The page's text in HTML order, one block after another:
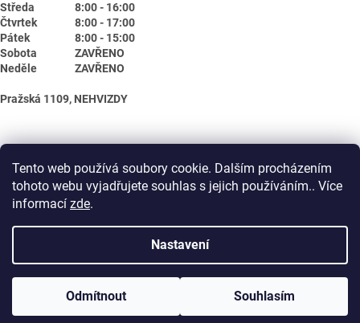
Tento web používá soubory cookie. Dalším procházením
tohoto webu vyjadřujete souhlas s jejich používáním.. Více
informací zde.
Nastavení
Odmítnout Souhlasím
Středa
8:00 - 16:00
Čtvrtek
8:00 - 17:00
Pátek
8:00 - 15:00
Sobota
ZAVŘENO
Neděle
ZAVŘENO
Pražská 1109, NEHVIZDY
Vytvořil Shoptet
Copyright 2026Biotika.net . Všechna práva vyhrazena.